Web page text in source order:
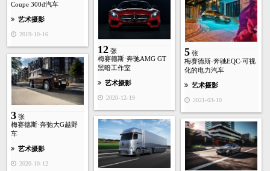
Coupe 300d汽车
艺术摄影
2019-10-16
5 张
梅赛德斯·奔驰EQC-可视
化的电力汽车
艺术摄影
2021-03-10
12 张
梅赛德斯·奔驰AMG GT
黑暗工作室
艺术摄影
2020-12-19
3 张
梅赛德斯·奔驰大G越野
车
艺术摄影
2020-10-12